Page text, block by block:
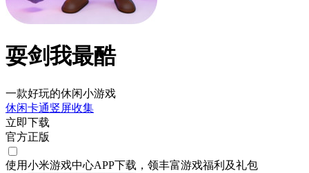
耍剑我最酷
一款好玩的休闲小游戏
休闲卡通竖屏收集
立即下载
官方正版
使用小米游戏中心APP下载 ，领丰富游戏福利 及礼包